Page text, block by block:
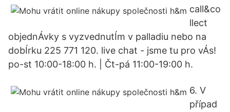
call&co
llect
objednÁvky s vyzvednutÍm v palladiu nebo na
dobÍrku 225 771 120. live chat - jsme tu pro vÁs!
po-st 10:00-18:00 h. | Čt-pá 11:00-19:00 h.
6. V
případ